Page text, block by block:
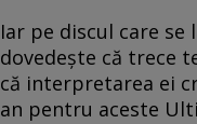
Iar pe discul care
dovedeşte că trece
că interpretarea ei
an pentru aceste